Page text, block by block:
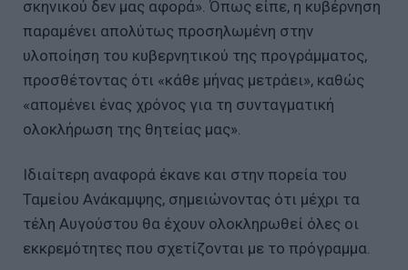
σκηνικού δεν μας αφορά». Όπως είπε, η κυβέρνηση
παραμένει απολύτως προσηλωμένη στην
υλοποίηση του κυβερνητικού της προγράμματος,
προσθέτοντας ότι «κάθε μήνας μετράει», καθώς
«απομένει ένας χρόνος για τη συνταγματική
ολοκλήρωση της θητείας μας».
Ιδιαίτερη αναφορά έκανε και στην πορεία του
Ταμείου Ανάκαμψης, σημειώνοντας ότι μέχρι τα
τέλη Αυγούστου θα έχουν ολοκληρωθεί όλες οι
εκκρεμότητες που σχετίζονται με το πρόγραμμα.